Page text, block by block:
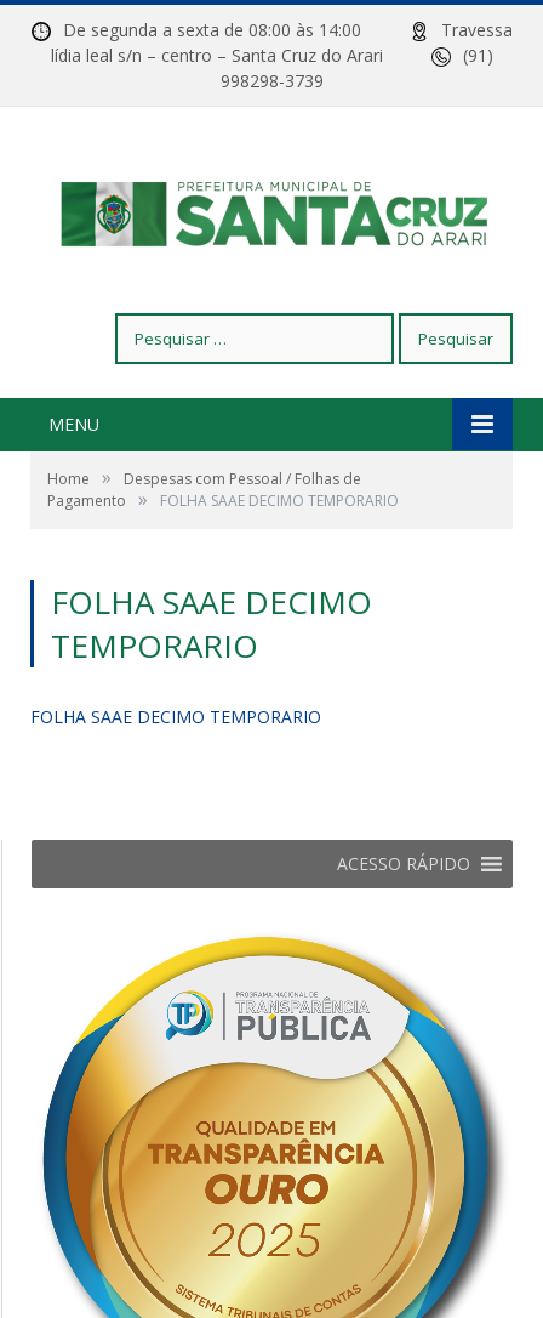
De segunda a sexta de 08:00 às 14:00
Travessa
lídia leal s/n – centro – Santa Cruz do Arari
(91)
998298-3739
por:
MENU
Home »
Despesas com Pessoal / Folhas de
Pagamento
» FOLHA SAAE DECIMO TEMPORARIO
FOLHA SAAE DECIMO
TEMPORARIO
FOLHA SAAE DECIMO TEMPORARIO
ACESSO RÁPIDO